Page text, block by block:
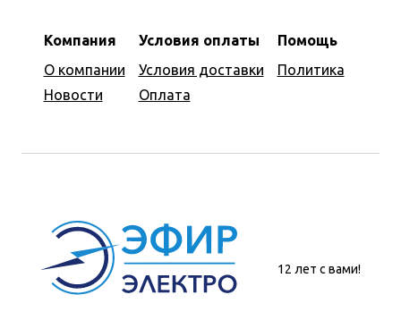
Компания
О компании
Новости
Условия оплаты
Условия доставки
Оплата
Помощь
Политика
12 лет с вами!